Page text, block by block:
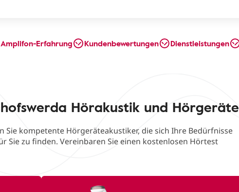
Amplifon-Erfahrung Kundenbewertungen Dienstleistungen
Hörakustik und Hörgeräte
Sie kompetente Hörgeräteakustiker, die sich Ihre Bedürfnisse
Sie zu finden. Vereinbaren Sie einen kostenlosen Hörtest